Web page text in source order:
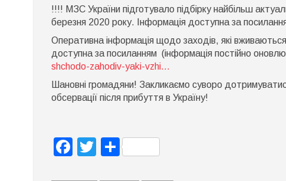
!!!! МЗС України підготувало підбірку найбільш
березня 2020 року. Інформація доступна за
Оперативна інформація щодо заходів, які
доступна за посиланням (інформація постійно
shchodo-zahodiv-yaki-vzhi…
Шановні громадяни! Закликаємо суворо
обсервації після прибуття в Україну!
Facebook
Twitter
Поділитися